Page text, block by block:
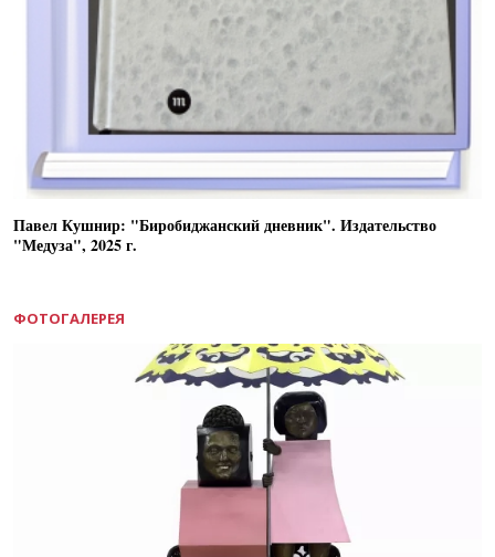
Павел Кушнир: "Биробиджанский дневник". Издательство
"Медуза", 2025 г.
ФОТОГАЛЕРЕЯ